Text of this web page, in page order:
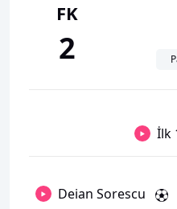
FK
2
İlk
Deian Sorescu